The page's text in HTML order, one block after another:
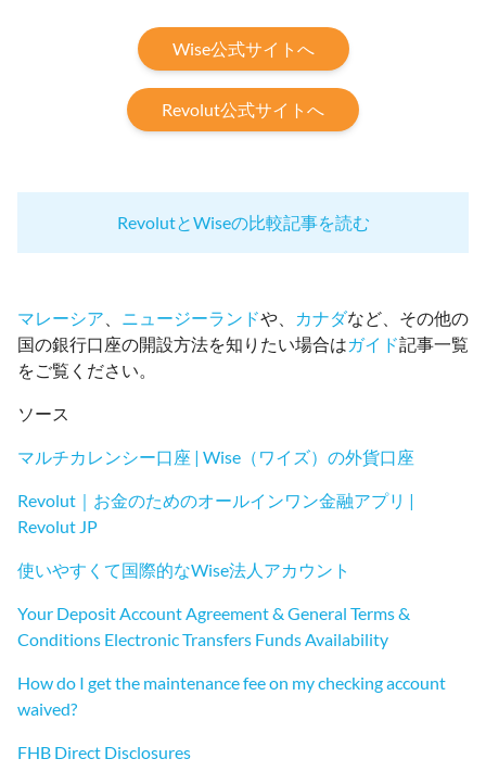
Wise公式サイトへ
Revolut公式サイトへ
RevolutとWiseの比較記事を読む
マレーシア ニュージーランドや、 カナダなど、その他の
国の銀行口座の開設方法を知りたい場合はガイド記事一覧
をご覧ください。
ソース
マルチカレンシー口座 | Wise（ワイズ）の外貨口座
Revolut｜お金のためのオールインワン金融アプリ |
Revolut JP
使いやすくて国際的なWise法人アカウント
Your Deposit Account Agreement & General Terms &
Conditions Electronic Transfers Funds Availability
How do I get the maintenance fee on my checking account
waived?
FHB Direct Disclosures